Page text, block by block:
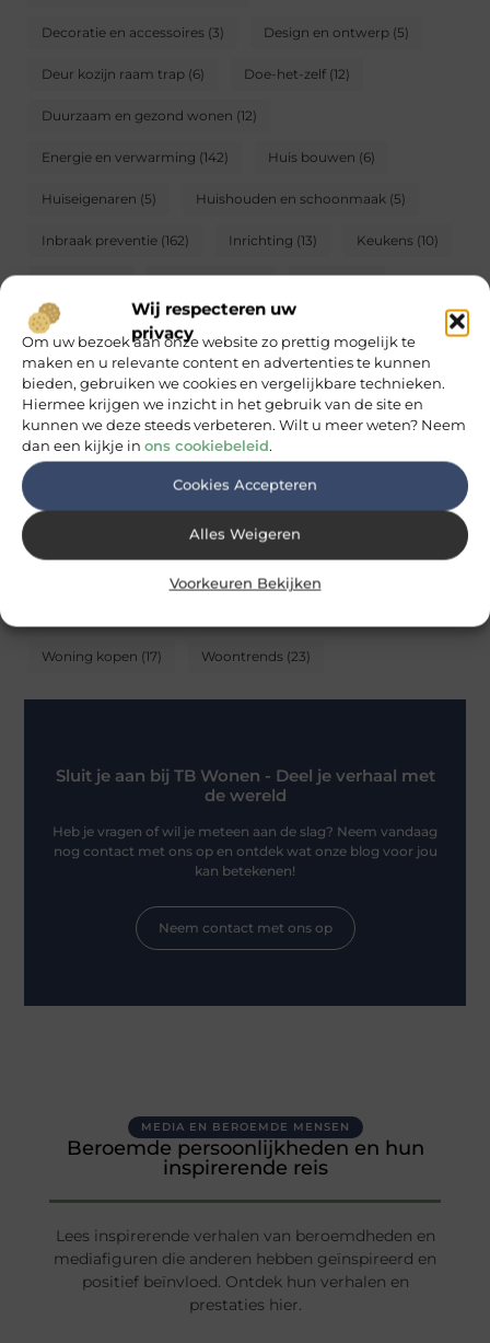
Wij respecteren uw
privacy
Om uw bezoek aan onze website zo prettig mogelijk te
maken en u relevante content en advertenties te kunnen
bieden, gebruiken we cookies en vergelijkbare technieken.
Hiermee krijgen we inzicht in het gebruik van de site en
kunnen we deze steeds verbeteren. Wilt u meer weten? Neem
dan een kijkje in ons cookiebeleid.
Cookies Accepteren
Alles Weigeren
Voorkeuren Bekijken
Decoratie en accessoires (3) Design en ontwerp (5)
Deur kozijn raam trap (6) Doe-het-zelf (12)
Duurzaam en gezond wonen (12)
Energie en verwarming (142) Huis bouwen (6)
Huiseigenaren (5) Huishouden en schoonmaak (5)
Inbraak preventie (162) Inrichting (13) Keukens (10)
Raamdecoratie (4)
Serre en overkapping (4) Slaapkamer(10)
Slapen (4) Tuin en buitenleven(15)
Tuin inrichting(16) Verbouwen
Verzekeringen(4)
Werken studeren en hobby
Woning kopen (17) Woontrends (23)
Sluit je aan bij TB Wonen - Deel je verhaal met
de wereld
Heb je vragen of wil je meteen aan de slag? Neem vandaag
nog contact met ons op en ontdek wat onze blog voor jou
kan betekenen!
Neem contact met ons op
MEDIA EN BEROEMDE MENSEN
Beroemde persoonlijkheden en hun
inspirerende reis
Lees inspirerende verhalen van beroemdheden en
mediafiguren die anderen hebben geïnspireerd en
positief beïnvloed. Ontdek hun verhalen en
prestaties hier.